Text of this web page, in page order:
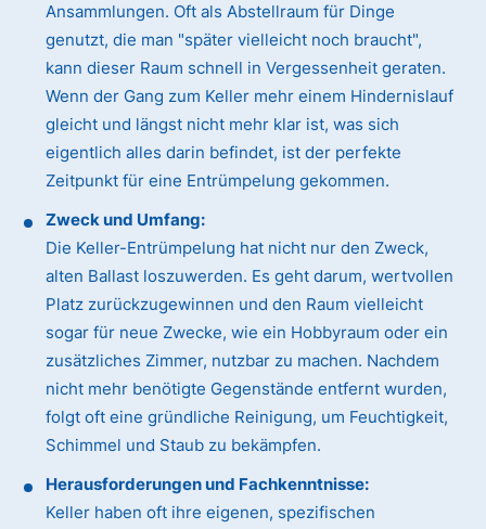
Ansammlungen. Oft als Abstellraum für Dinge
genutzt, die man "später vielleicht noch braucht",
kann dieser Raum schnell in Vergessenheit geraten.
Wenn der Gang zum Keller mehr einem Hindernislauf
gleicht und längst nicht mehr klar ist, was sich
eigentlich alles darin befindet, ist der perfekte
Zeitpunkt für eine Entrümpelung gekommen.
Zweck und Umfang:
Die Keller-Entrümpelung hat nicht nur den Zweck,
alten Ballast loszuwerden. Es geht darum, wertvollen
Platz zurückzugewinnen und den Raum vielleicht
sogar für neue Zwecke, wie ein Hobbyraum oder ein
zusätzliches Zimmer, nutzbar zu machen. Nachdem
nicht mehr benötigte Gegenstände entfernt wurden,
folgt oft eine gründliche Reinigung, um Feuchtigkeit,
Schimmel und Staub zu bekämpfen.
Herausforderungen und Fachkenntnisse:
Keller haben oft ihre eigenen, spezifischen